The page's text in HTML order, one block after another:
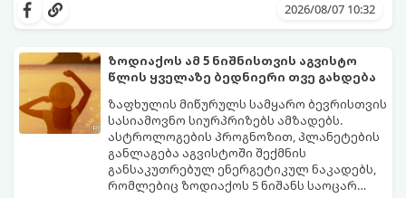
იჩენდა და სირთულეების მიუხედავად წინ
სურვილების გადადებასა და ხარჯების
მკაცრ კონტროლს. თუმცა, ახლა სიტუაცია
თანდათან შეიცვლება.
პრობლემები, რომლებიც უსასრულო
გეგონათ, უკან დაიხევს, ამასთან ერთად კი
გაჩნდება მეტი ნდობა მომავლის მიმართ.
რთული პერიოდის შემდეგ ეს ნიშნები
შეძლებენ ამოისუნთქონ და დაინახონ
ახალი შესაძლებლობები.
2026/08/07 10:32
ზოდიაქოს ამ 5 ნიშნისთვის აგვისტო
წლის ყველაზე ბედნიერი თვე გახდება
ზაფხულის მიწურულს სამყარო ბევრისთვის
სასიამოვნო სიურპრიზებს ამზადებს.
ასტროლოგების პროგნოზით, პლანეტების
განლაგება აგვისტოში შექმნის
განსაკუთრებულ ენერგეტიკულ ნაკადებს,
რომლებიც ზოდიაქოს 5 ნიშანს საოცარ